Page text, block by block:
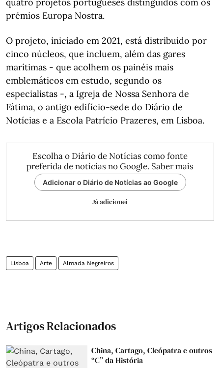
prémios Europa Nostra.
O projeto, iniciado em 2021, está distribuído por
cinco núcleos, que incluem, além das gares
marítimas - que acolhem os painéis mais
emblemáticos em estudo, segundo os
especialistas -, a Igreja de Nossa Senhora de
Fátima, o antigo edifício-sede do Diário de
Notícias e a Escola Patrício Prazeres, em Lisboa.
Escolha o Diário de Notícias como fonte
preferida de notícias no Google. Saber mais
Adicionar o Diário de Notícias ao Google
Já adicionei
Lisboa Arte Almada Negreiros
Artigos Relacionados
China, Cartago, Cleópatra e outros
“C” da História